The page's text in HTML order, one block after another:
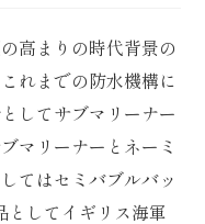
高まりの時代背景の
れまでの防水機構に
してサブマリーナー
マリーナーとネーミ
てはセミバブルバッ
としてイギリス海軍